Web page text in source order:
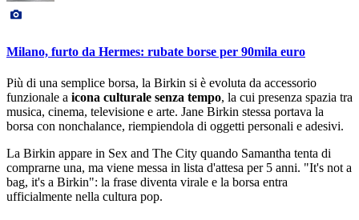
Milano, furto da Hermes: rubate borse per 90mila euro
Più di una semplice borsa, la Birkin si è evoluta da accessorio
funzionale a icona culturale senza tempo, la cui presenza spazia tra
musica, cinema, televisione e arte. Jane Birkin stessa portava la
borsa con nonchalance, riempiendola di oggetti personali e adesivi.
La Birkin appare in Sex and The City quando Samantha tenta di
comprarne una, ma viene messa in lista d'attesa per 5 anni. "It's not a
bag, it's a Birkin": la frase diventa virale e la borsa entra
ufficialmente nella cultura pop.